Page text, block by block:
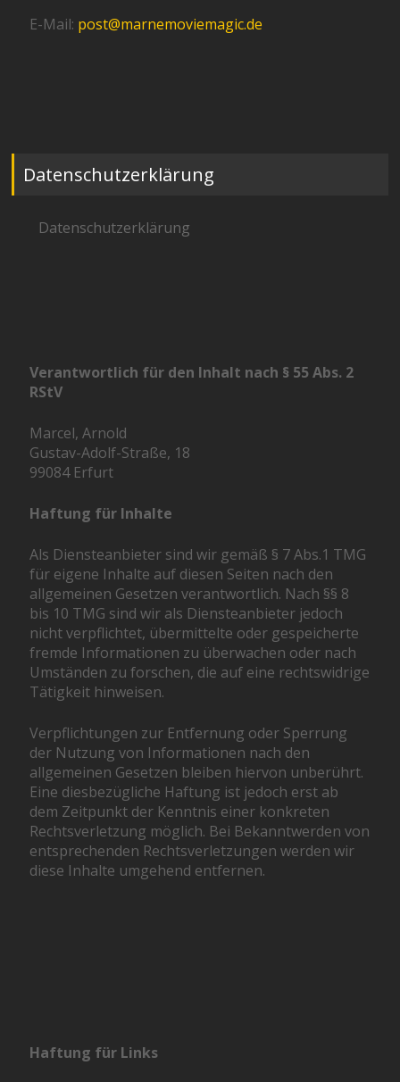
E-Mail: post@marnemoviemagic.de
Datenschutzerklärung
Datenschutzerklärung
Verantwortlich für den Inhalt nach § 55 Abs. 2
RStV
Marcel, Arnold
Gustav-Adolf-Straße, 18
99084 Erfurt
Haftung für Inhalte
Als Diensteanbieter sind wir gemäß § 7 Abs.1 TMG
für eigene Inhalte auf diesen Seiten nach den
allgemeinen Gesetzen verantwortlich. Nach §§ 8
bis 10 TMG sind wir als Diensteanbieter jedoch
nicht verpflichtet, übermittelte oder gespeicherte
fremde Informationen zu überwachen oder nach
Umständen zu forschen, die auf eine rechtswidrige
Tätigkeit hinweisen.
Verpflichtungen zur Entfernung oder Sperrung
der Nutzung von Informationen nach den
allgemeinen Gesetzen bleiben hiervon unberührt.
Eine diesbezügliche Haftung ist jedoch erst ab
dem Zeitpunkt der Kenntnis einer konkreten
Rechtsverletzung möglich. Bei Bekanntwerden von
entsprechenden Rechtsverletzungen werden wir
diese Inhalte umgehend entfernen.
Haftung für Links